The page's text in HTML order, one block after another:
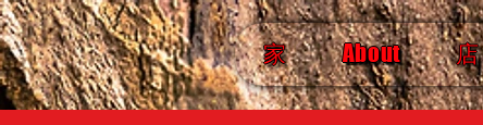
家 About 店